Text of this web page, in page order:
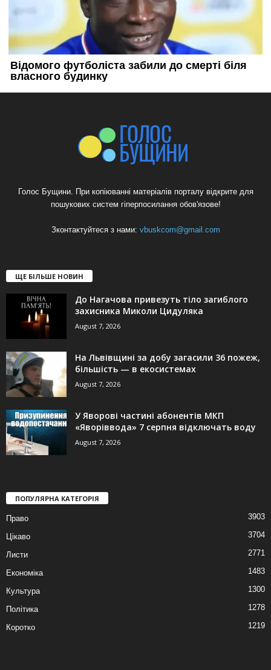
Голос Бущини. При копіюванні матеріалів порталу відкрите для
пошукових систем гіперпосилання обов'язове!
Зконтактуйтеся з нами: vbuskcom@gmail.com
ЩЕ БІЛЬШЕ НОВИН
До Нагачова привезуть тіло загиблого
захисника Миколи Цидуляка
August 7, 2026
На Львівщині за добу загасили 36 пожеж,
більшість — в екосистемах
August 7, 2026
У Яворові частині абонентів МКП
«Яворіввода» 7 серпня відключать воду
August 7, 2026
ПОПУЛЯРНА КАТЕГОРІЯ
Право 3903
Цікаво 3704
Листи 2771
Економіка 1483
Культура 1300
Політика 1278
Коротко 1219